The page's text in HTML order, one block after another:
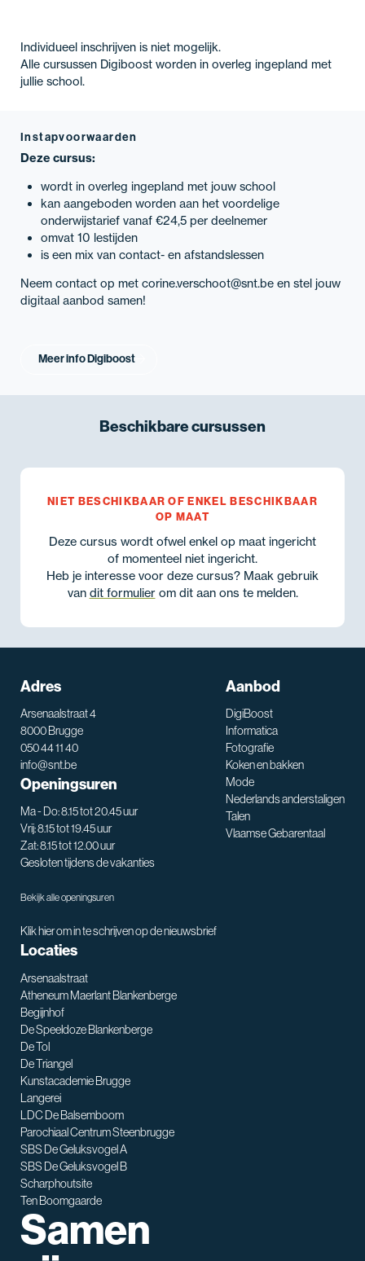
Individueel inschrijven is niet mogelijk.
Alle cursussen Digiboost worden in overleg ingepland met
jullie school.
Instapvoorwaarden
Deze cursus:
wordt in overleg ingepland met jouw school
kan aangeboden worden aan het voordelige
onderwijstarief vanaf €24,5 per deelnemer
omvat 10 lestijden
is een mix van contact- en afstandslessen
Neem contact op met corine.verschoot@snt.be en stel jouw
digitaal aanbod samen!
Meer info Digiboost
Beschikbarecursussen
NIET BESCHIKBAAR OF ENKEL BESCHIKBAAR
OP MAAT
Deze cursus wordt ofwel enkel op maat ingericht
of momenteel niet ingericht.
Heb je interesse voor deze cursus? Maak gebruik
van dit formulierom dit aan ons te melden.
Adres
Arsenaalstraat 4
8000 Brugge
050 44 11 40
info@snt.be
Openingsuren
Ma - Do: 8.15 tot 20.45 uur
Vrij: 8.15 tot 19.45 uur
Zat: 8.15 tot 12.00 uur
Gesloten tijdens de vakanties
Bekijk alle openingsuren
Klik hier om in te schrijven op de nieuwsbrief
Aanbod
DigiBoost
Informatica
Fotografie
Koken en bakken
Mode
Nederlands anderstaligen
Talen
Vlaamse Gebarentaal
Locaties
Arsenaalstraat
Atheneum Maerlant Blankenberge
Begijnhof
De Speeldoze Blankenberge
De Tol
De Triangel
Kunstacademie Brugge
Langerei
LDC De Balsemboom
Parochiaal Centrum Steenbrugge
SBS De Geluksvogel A
SBS De Geluksvogel B
Scharphoutsite
Ten Boomgaarde
Samen
SNT assistent
Waarmee kan ik je helpen?